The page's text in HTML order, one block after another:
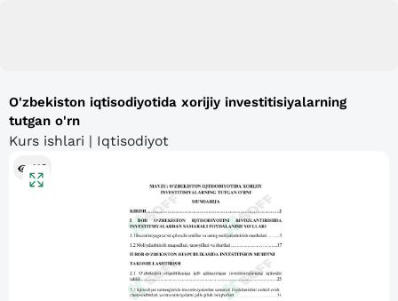
O'zbekiston iqtisodiyotida xorijiy investitisiyalarning
tutgan o'rn
Kurs ishlari | Iqtisodiyot
113